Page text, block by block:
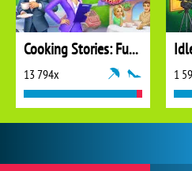
Cooking Stories: Fun Cafe Game
13 794x 1